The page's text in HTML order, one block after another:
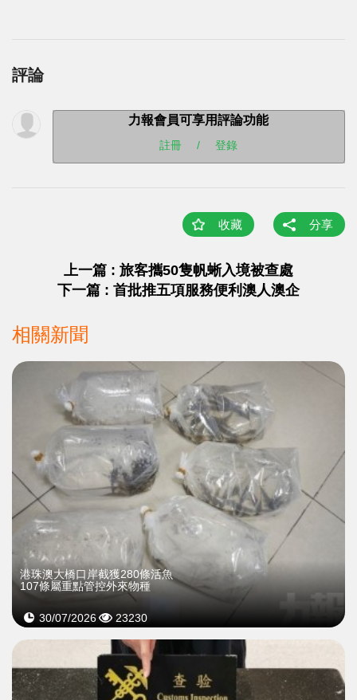
評論
力報會員可享用評論功能
註冊 / 登錄
收藏 分享
上一篇 : 旅客攜50隻帆蜥入境被查處
下一篇 : 首批推五項服務便利澳人澳企
相關新聞
港珠澳大橋口岸截獲280條活魚
107條屬重點管控外來物種
30/07/2026 23230